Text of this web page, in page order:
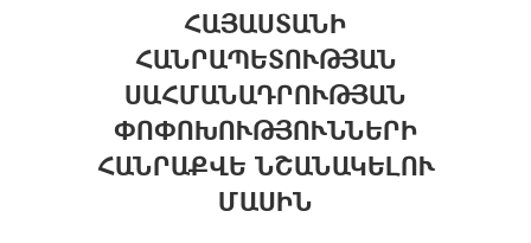
ՀԱՅԱՍՏԱՆԻ
ՀԱՆՐԱՊԵՏՈՒԹՅԱՆ
ՍԱՀՄԱՆԱԴՐՈՒԹՅԱՆ
ՓՈՓՈԽՈՒԹՅՈՒՆՆԵՐԻ
ՀԱՆՐԱՔՎԵ ՆՇԱՆԱԿԵԼՈՒ
ՄԱՍԻՆ